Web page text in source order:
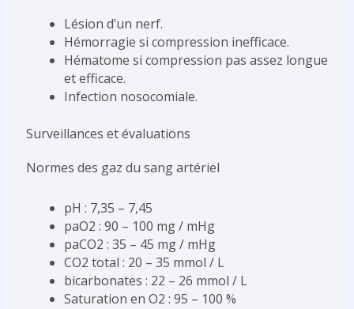
Lésion d’un nerf.
Hémorragie si compression inefficace.
Hématome si compression pas assez longue
et efficace.
Infection nosocomiale.
Surveillances et évaluations
Normes des gaz du sang artériel
pH : 7,35 – 7,45
paO2 : 90 – 100 mg / mHg
paCO2 : 35 – 45 mg / mHg
CO2 total : 20 – 35 mmol / L
bicarbonates : 22 – 26 mmol / L
Saturation en O2 : 95 – 100 %